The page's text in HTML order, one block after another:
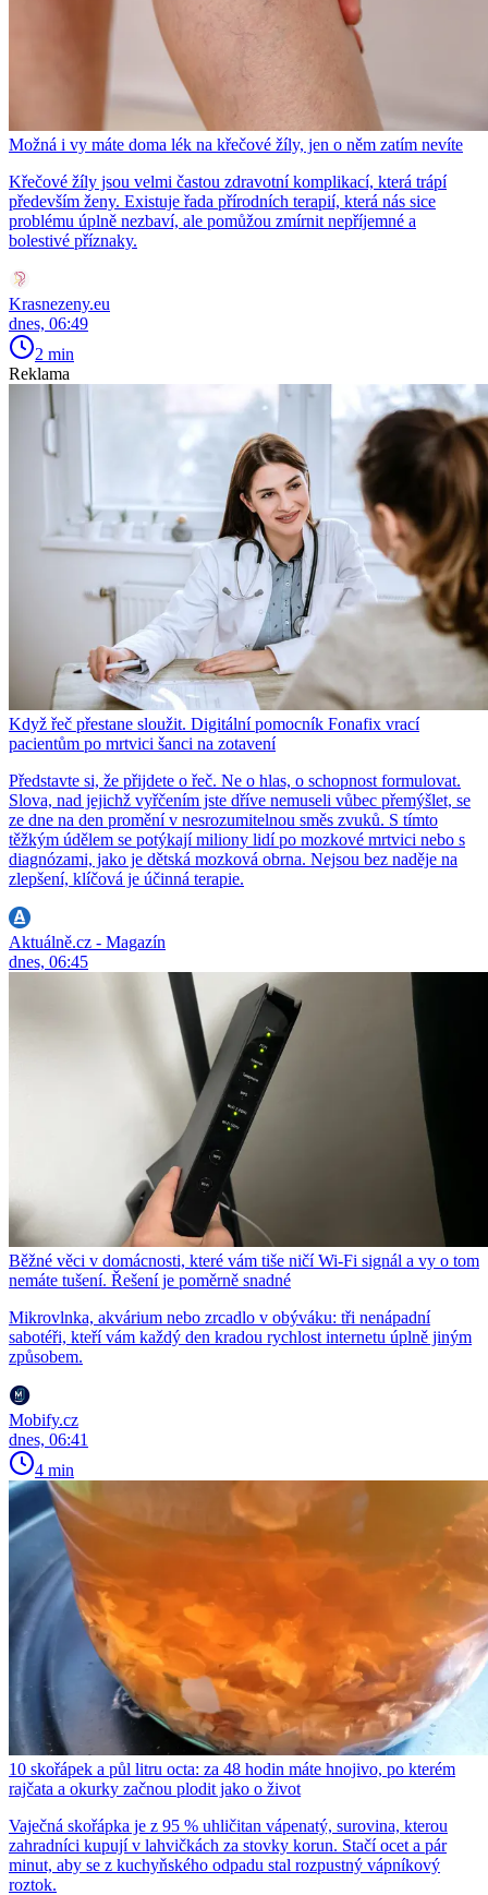
Možná i vy máte doma lék na křečové žíly, jen o něm zatím nevíte
Křečové žíly jsou velmi častou zdravotní komplikací, která trápí
především ženy. Existuje řada přírodních terapií, která nás sice
problému úplně nezbaví, ale pomůžou zmírnit nepříjemné a
bolestivé příznaky.
Krasnezeny.eu
dnes, 06:49
2 min
Reklama
Když řeč přestane sloužit. Digitální pomocník Fonafix vrací
pacientům po mrtvici šanci na zotavení
Představte si, že přijdete o řeč. Ne o hlas, o schopnost formulovat.
Slova, nad jejichž vyřčením jste dříve nemuseli vůbec přemýšlet, se
ze dne na den promění v nesrozumitelnou směs zvuků. S tímto
těžkým údělem se potýkají miliony lidí po mozkové mrtvici nebo s
diagnózami, jako je dětská mozková obrna. Nejsou bez naděje na
zlepšení, klíčová je účinná terapie.
Aktuálně.cz - Magazín
dnes, 06:45
Běžné věci v domácnosti, které vám tiše ničí Wi-Fi signál a vy o tom
nemáte tušení. Řešení je poměrně snadné
Mikrovlnka, akvárium nebo zrcadlo v obýváku: tři nenápadní
sabotéři, kteří vám každý den kradou rychlost internetu úplně jiným
způsobem.
Mobify.cz
dnes, 06:41
4 min
10 skořápek a půl litru octa: za 48 hodin máte hnojivo, po kterém
rajčata a okurky začnou plodit jako o život
Vaječná skořápka je z 95 % uhličitan vápenatý, surovina, kterou
zahradníci kupují v lahvičkách za stovky korun. Stačí ocet a pár
minut, aby se z kuchyňského odpadu stal rozpustný vápníkový
roztok.